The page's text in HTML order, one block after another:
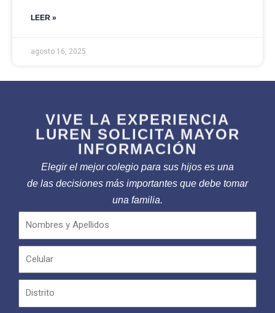
LEER »
agosto 16, 2025
VIVE LA EXPERIENCIA
LUREN SOLICITA MAYOR
INFORMACIÓN
Elegir el mejor colegio para sus hijos es una
de las decisiones más importantes que debe tomar
una familia.